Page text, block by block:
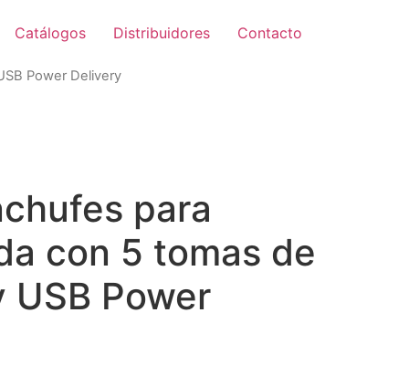
Catálogos Distribuidores Contacto
Power Delivery
para
con 5 tomas de
Power